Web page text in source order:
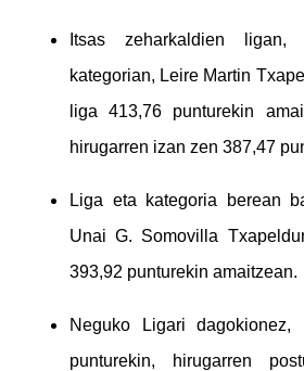
Itsas zeharkaldien ligan,
kategorian, Leire Martin
liga 413,76 punturekin
hirugarren izan zen 387,47
Liga eta kategoria berean
Unai G. Somovilla
393,92 punturekin amaitzean.
Neguko Ligari dagokionez,
punturekin, hirugarren